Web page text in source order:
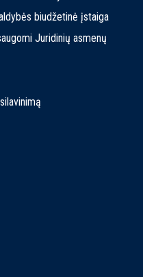
biudžetinė įstaiga
Juridinių asmenų